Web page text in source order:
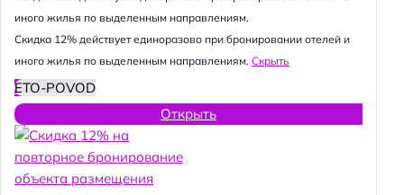
иного жилья по выделенным направлениям.
Cкидка 12% действует единоразово при бронировании отелей и
иного жилья по выделенным направлениям. Скрыть
ETO-POVOD
Открыть